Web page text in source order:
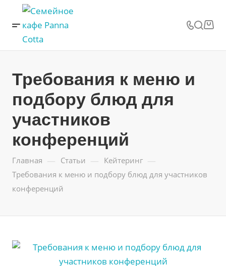
Требования к меню и
подбору блюд для
участников
конференций
Главная — Статьи — Кейтеринг —
Требования к меню и подбору блюд для участников
конференций